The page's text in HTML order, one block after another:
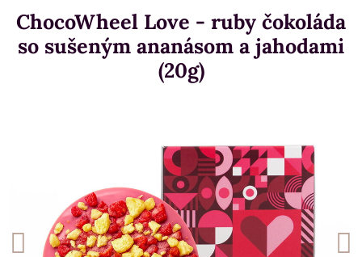
ChocoWheel Love - ruby čokoláda
so sušeným ananásom a jahodami
(20g)